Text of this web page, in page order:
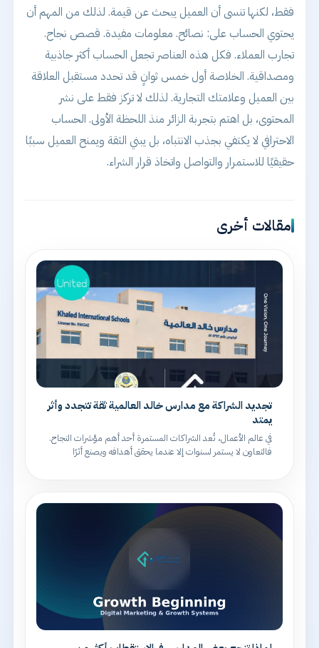
فقط، لكنها تنسى أن العميل يبحث عن قيمة. لذلك من المهم أن
يحتوي الحساب على: نصائح. معلومات مفيدة. قصص نجاح.
تجارب العملاء. فكل هذه العناصر تجعل الحساب أكثر جاذبية
ومصداقية. الخلاصة أول خمس ثوانٍ قد تحدد مستقبل العلاقة
بين العميل وعلامتك التجارية. لذلك لا تركز فقط على نشر
المحتوى، بل اهتم بتجربة الزائر منذ اللحظة الأولى. الحساب
الاحترافي لا يكتفي بجذب الانتباه، بل يبني الثقة ويمنح العميل سببًا
حقيقيًا للاستمرار والتواصل واتخاذ قرار الشراء.
مقالات أخرى
تجديد الشراكة مع مدارس خالد العالمية ثقة تتجدد وأثر
يمتد
في عالم الأعمال، تُعد الشراكات المستمرة أحد أهم مؤشرات النجاح.
فالتعاون لا يستمر لسنوات إلا عندما يحقق أهدافه ويصنع أثرًا